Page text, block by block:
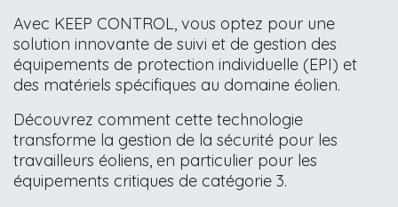
Avec KEEP CONTROL, vous optez pour une
solution innovante de suivi et de gestion des
équipements de protection individuelle (EPI) et
des matériels spécifiques au domaine éolien.
Découvrez comment cette technologie
transforme la gestion de la sécurité pour les
travailleurs éoliens, en particulier pour les
équipements critiques de catégorie 3.